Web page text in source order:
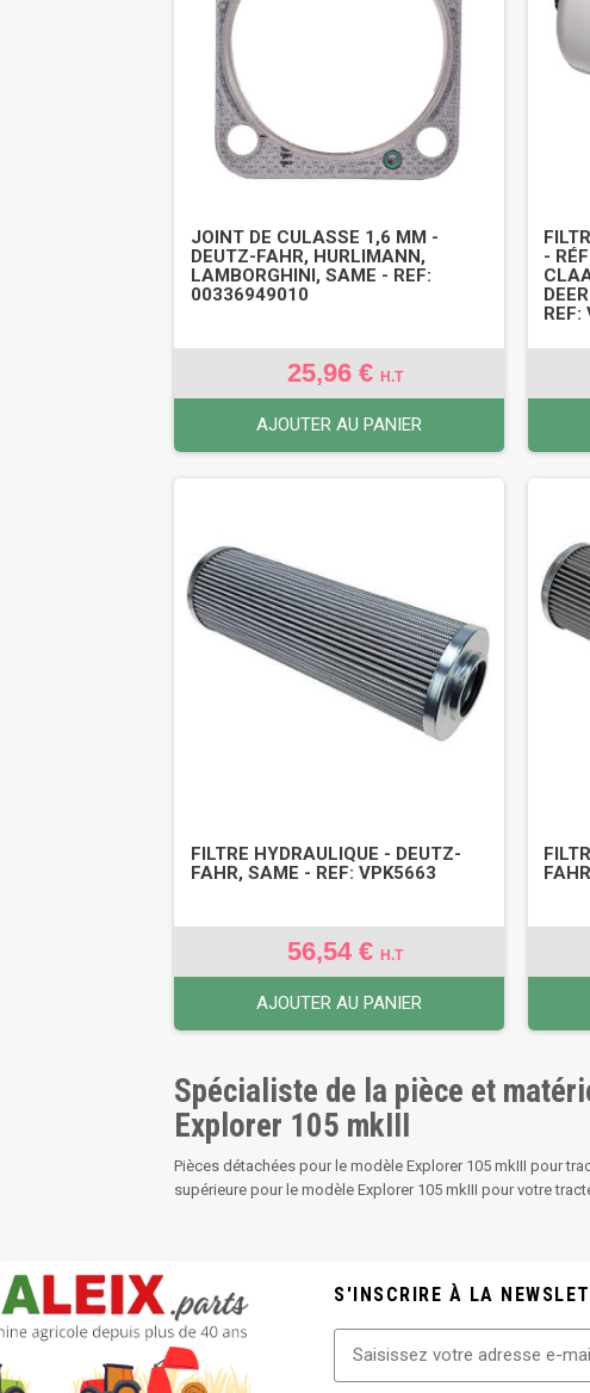
JOINT DE CULASSE 1,6 MM -
DEUTZ-FAHR, HURLIMANN,
LAMBORGHINI, SAME - REF:
00336949010
25,96 € H.T
AJOUTER AU PANIER
-
REF:
FILTRE HYDRAULIQUE - DEUTZ-
FAHR, SAME - REF: VPK5663
56,54 € H.T
AJOUTER AU PANIER
Spécialiste de la pièce et
Explorer 105 mkIII
Pièces détachées pour le modèle Explorer 105 mkIII pour
supérieure pour le modèle Explorer 105 mkIII pour votre
S'INSCRIRE À LA